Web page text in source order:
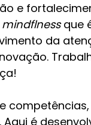
e
mindflness que
da
é